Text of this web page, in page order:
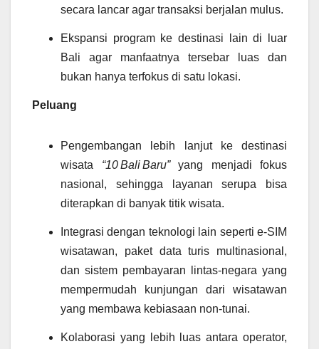
secara lancar agar transaksi berjalan mulus.
Ekspansi program ke destinasi lain di luar
Bali agar manfaatnya tersebar luas dan
bukan hanya terfokus di satu lokasi.
Peluang
Pengembangan lebih lanjut ke destinasi
wisata “10 Bali Baru”yang menjadi fokus
nasional, sehingga layanan serupa bisa
diterapkan di banyak titik wisata.
Integrasi dengan teknologi lain seperti e‑SIM
wisatawan, paket data turis multinasional,
dan sistem pembayaran lintas‑negara yang
mempermudah kunjungan dari wisatawan
yang membawa kebiasaan non‑tunai.
Kolaborasi yang lebih luas antara operator,